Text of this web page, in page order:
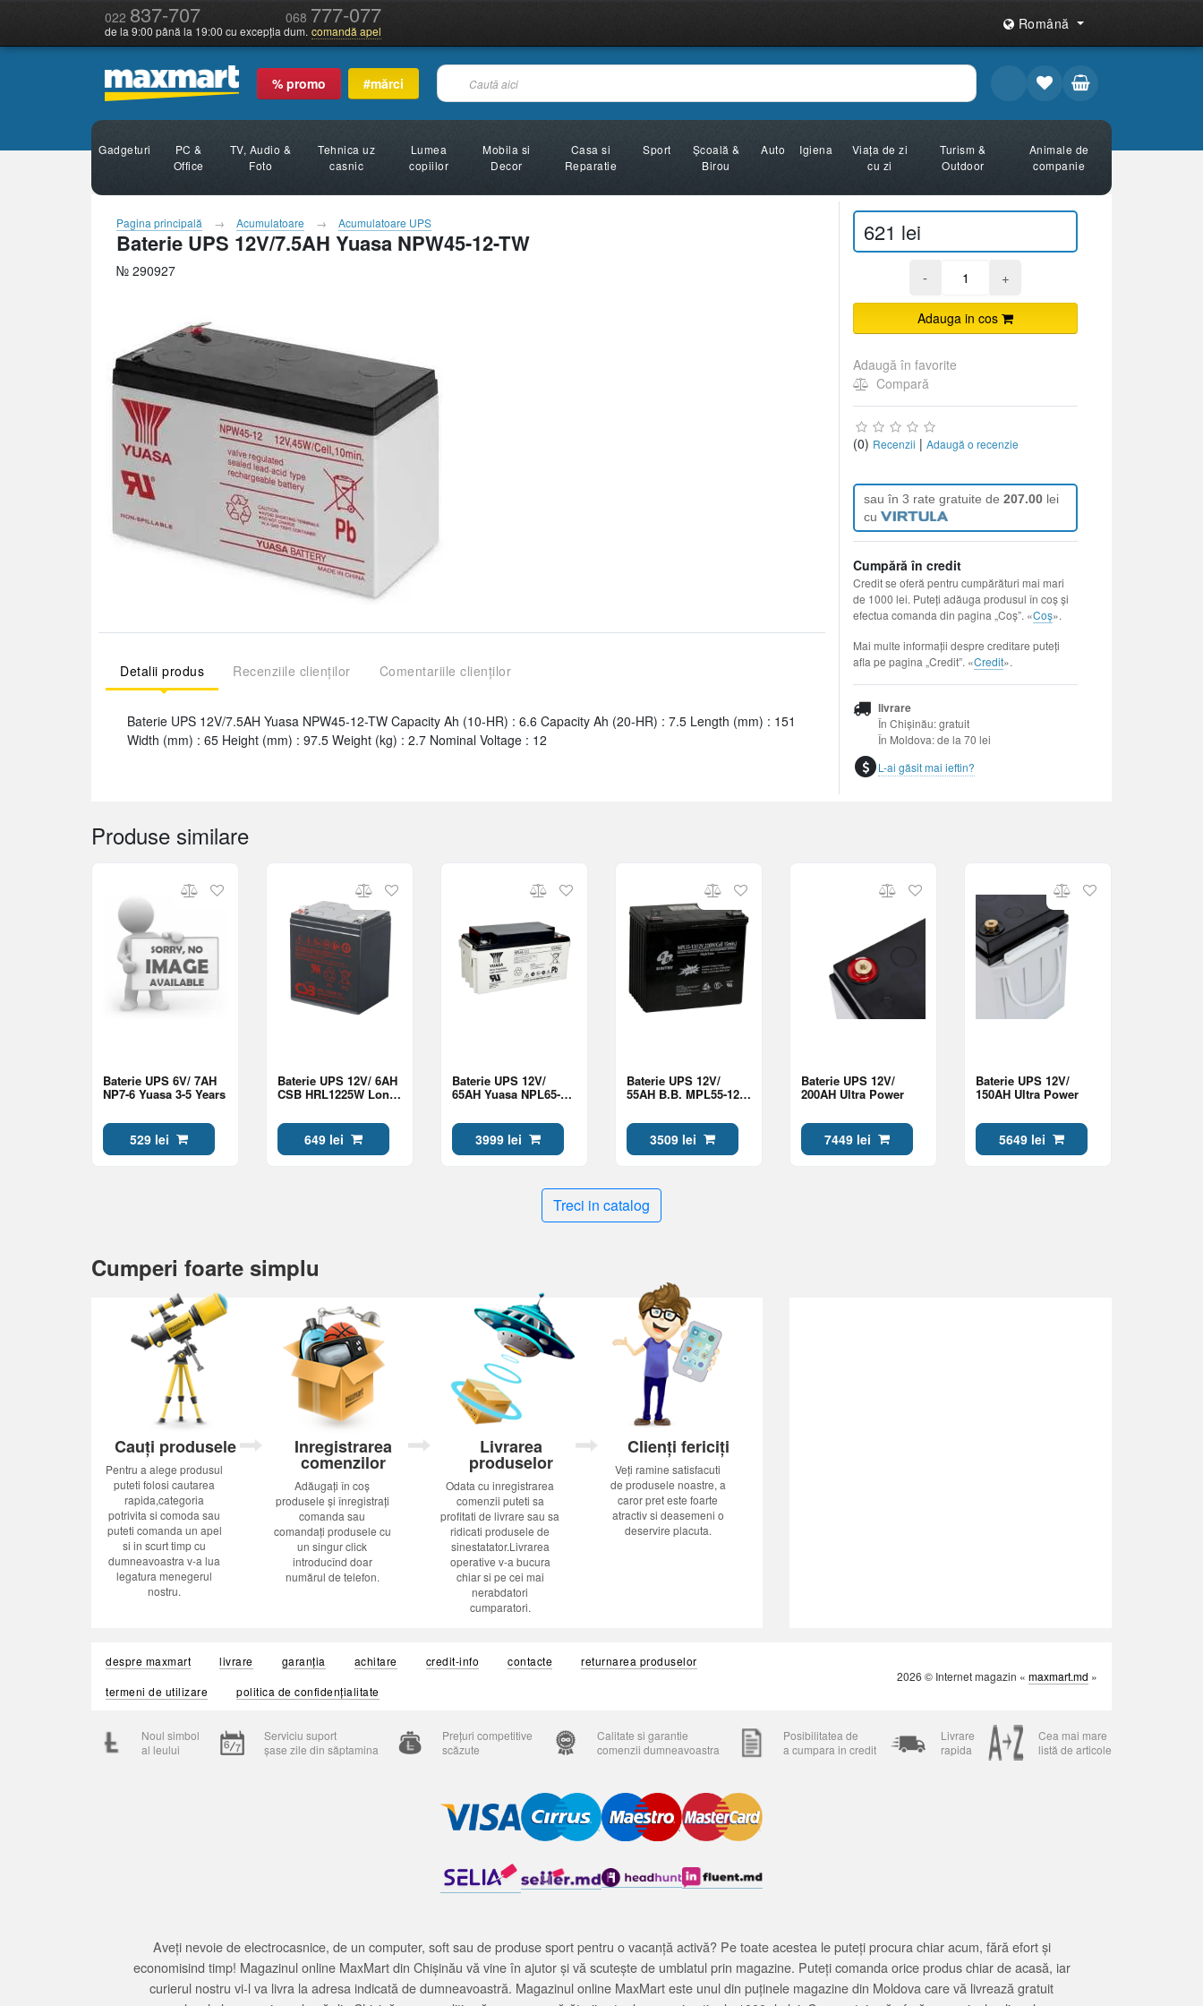
022 837-707 068 777-077
de la 9:00 până la 19:00 cu excepția dum. comandă apel Română
% promo #mărci
Gadgeturi
PC &
Office
TV, Audio &
Foto
Tehnica uz
casnic
Lumea
copiilor
Mobila si
Decor
Casa si
Reparatie
Sport
Şcoală &
Birou
Auto Igiena
Viața de zi
cu zi
Turism &
Outdoor
Animale de
companie
Pagina principală Acumulatoare Acumulatoare UPS
Baterie UPS 12V/7.5AH Yuasa NPW45-12-TW
№ 290927
Detalii produs Recenziile clienților Comentariile clienților
Baterie UPS 12V/7.5AH Yuasa NPW45-12-TW Capacity Ah (10-HR) : 6.6 Capacity Ah (20-HR) : 7.5 Length (mm) : 151
Width (mm) : 65 Height (mm) : 97.5 Weight (kg) : 2.7 Nominal Voltage : 12
621 lei
- +
Adauga in cos
Adaugă în favorite
Compară
(0) Recenzii | Adaugă o recenzie
sau în 3 rate gratuite de 207.00 lei
cu
Cumpără în credit
Credit se oferă pentru cumpărături mai mari
de 1000 lei. Puteți adăuga produsul în coș și
efectua comanda din pagina „Coș”. «Coș».
Mai multe informații despre creditare puteți
afla pe pagina „Credit”. «Credit».
livrare
În Chișinău: gratuit
În Moldova: de la 70 lei
L-ai găsit mai ieftin?
Produse similare
Baterie UPS 6V/ 7AH
NP7-6 Yuasa 3-5 Years
529 lei
Baterie UPS 12V/ 6AH
CSB HRL1225W Long
649 lei
Baterie UPS 12V/
65AH Yuasa NPL65-
Life
3999 lei
Baterie UPS 12V/
55AH B.B. MPL55-12,
8-10 Years
3509 lei
Baterie UPS 12V/
200AH Ultra Power
7449 lei
Baterie UPS 12V/
150AH Ultra Power
5649 lei
Treci in catalog
Cumperi foarte simplu
Cauți produsele
Pentru a alege produsul
puteti folosi cautarea
rapida,categoria
potrivita si comoda sau
puteti comanda un apel
si in scurt timp cu
dumneavoastra v-a lua
legatura menegerul
nostru.
Inregistrarea
comenzilor
Adăugați în coș
produsele și înregistrați
comanda sau
comandați produsele cu
un singur click
introducînd doar
numărul de telefon.
Livrarea
produselor
Odata cu inregistrarea
comenzii puteti sa
profitati de livrare sau sa
ridicati produsele de
sinestatator.Livrarea
operative v-a bucura
chiar si pe cei mai
nerabdatori
cumparatori.
Clienți fericiți
Veți ramine satisfacuti
de produsele noastre, a
caror pret este foarte
atractiv si deasemeni o
deservire placuta.
despre maxmart livrare garanția achitare credit-info contacte
returnarea produselor
termeni de utilizare
politica de confidențialitate
2026 © Internet magazin « maxmart.md »
Noul simbol
al leului
Serviciu suport
șase zile din săptamina
Prețuri competitive
scăzute
Calitate si garantie
comenzii dumneavoastra
Posibilitatea de
a cumpara in credit
Livrare
rapida
Cea mai mare
listă de articole
Aveți nevoie de electrocasnice, de un computer, soft sau de produse sport pentru o vacanță activă? Pe toate acestea le puteți procura chiar acum, fără efort și
economisind timp! Magazinul online MaxMart din Chișinău vă vine în ajutor și vă scutește de umblatul prin magazine. Puteți comanda orice produs chiar de acasă, iar
curierul nostru vi-l va livra la adresa indicată de dumneavoastră. Magazinul online MaxMart este unul din puținele magazine din Moldova care vă livrează gratuit